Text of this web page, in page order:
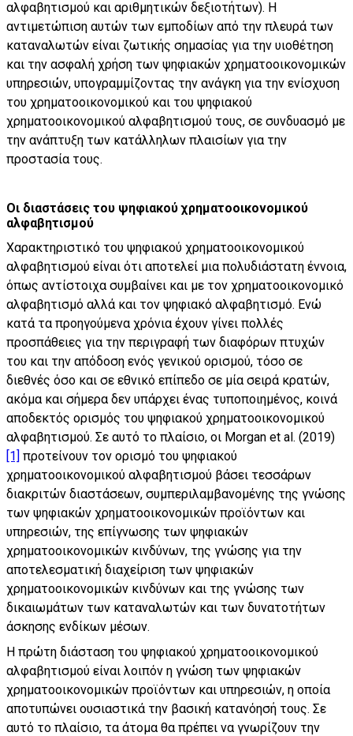
αλφαβητισμού και αριθμητικών δεξιοτήτων). Η
αντιμετώπιση αυτών των εμποδίων από την πλευρά των
καταναλωτών είναι ζωτικής σημασίας για την υιοθέτηση
και την ασφαλή χρήση των ψηφιακών χρηματοοικονομικών
υπηρεσιών, υπογραμμίζοντας την ανάγκη για την ενίσχυση
του χρηματοοικονομικού και του ψηφιακού
χρηματοοικονομικού αλφαβητισμού τους, σε συνδυασμό με
την ανάπτυξη των κατάλληλων πλαισίων για την
προστασία τους.
Οι διαστάσεις του ψηφιακού χρηματοοικονομικού
αλφαβητισμού
Χαρακτηριστικό του ψηφιακού χρηματοοικονομικού
αλφαβητισμού είναι ότι αποτελεί μια πολυδιάστατη έννοια,
όπως αντίστοιχα συμβαίνει και με τον χρηματοοικονομικό
αλφαβητισμό αλλά και τον ψηφιακό αλφαβητισμό. Ενώ
κατά τα προηγούμενα χρόνια έχουν γίνει πολλές
προσπάθειες για την περιγραφή των διαφόρων πτυχών
του και την απόδοση ενός γενικού ορισμού, τόσο σε
διεθνές όσο και σε εθνικό επίπεδο σε μία σειρά κρατών,
ακόμα και σήμερα δεν υπάρχει ένας τυποποιημένος, κοινά
αποδεκτός ορισμός του ψηφιακού χρηματοοικονομικού
αλφαβητισμού. Σε αυτό το πλαίσιο, οι Morgan et al. (2019)
[1] προτείνουν τον ορισμό του ψηφιακού
χρηματοοικονομικού αλφαβητισμού βάσει τεσσάρων
διακριτών διαστάσεων, συμπεριλαμβανομένης της γνώσης
των ψηφιακών χρηματοοικονομικών προϊόντων και
υπηρεσιών, της επίγνωσης των ψηφιακών
χρηματοοικονομικών κινδύνων, της γνώσης για την
αποτελεσματική διαχείριση των ψηφιακών
χρηματοοικονομικών κινδύνων και της γνώσης των
δικαιωμάτων των καταναλωτών και των δυνατοτήτων
άσκησης ενδίκων μέσων.
Η πρώτη διάσταση του ψηφιακού χρηματοοικονομικού
αλφαβητισμού είναι λοιπόν η γνώση των ψηφιακών
χρηματοοικονομικών προϊόντων και υπηρεσιών, η οποία
αποτυπώνει ουσιαστικά την βασική κατανόησή τους. Σε
αυτό το πλαίσιο, τα άτομα θα πρέπει να γνωρίζουν την